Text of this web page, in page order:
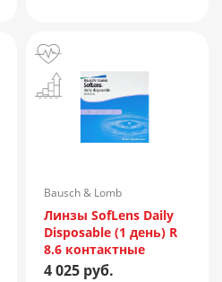
Bausch & Lomb
Линзы SofLens Daily
Disposable (1 день) R
8.6 контактные
мягкие корриг. -1,50
4 025 руб.